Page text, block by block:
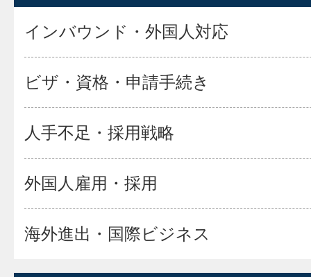
インバウンド・外国人対応
ビザ・資格・申請手続き
人手不足・採用戦略
外国人雇用・採用
海外進出・国際ビジネス